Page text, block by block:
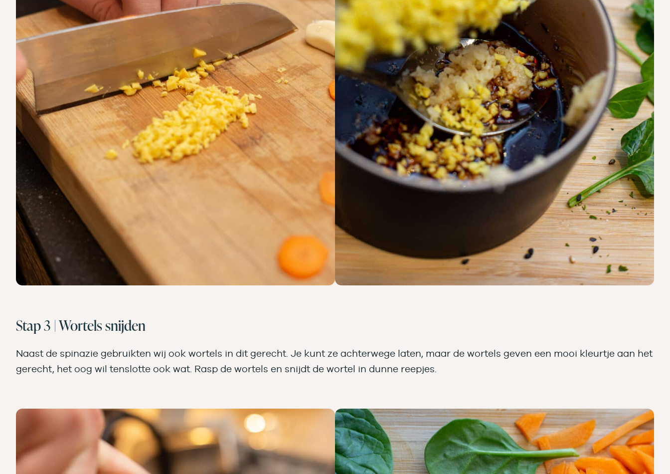
Stap 3 | Wortels snijden
Naast de spinazie gebruikten wij ook wortels in dit gerecht. Je kunt ze achterwege laten, maar de wortels geven een mooi kleurtje aan het
gerecht, het oog wil tenslotte ook wat. Rasp de wortels en snijdt de wortel in dunne reepjes.